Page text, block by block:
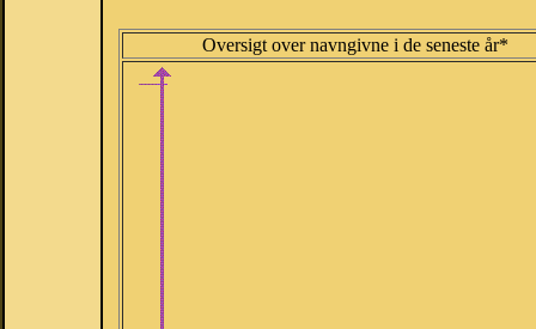
Oversigt over navngivne i de seneste år*